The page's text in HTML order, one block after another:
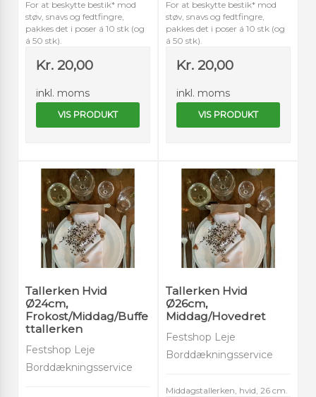
For at beskytte bestik* mod
støv, snavs og fedtfingre,
pakkes det i poser á 10 stk (og
á 50 stk).
Kr. 20,00
inkl. moms
VIS PRODUKT
For at beskytte bestik* mod
støv, snavs og fedtfingre,
pakkes det i poser á 10 stk (og
á 50 stk).
Kr. 20,00
inkl. moms
VIS PRODUKT
Tallerken Hvid
Ø24cm,
Frokost/Middag/Buffe
ttallerken
Festshop Leje
Borddækningsservice
Tallerken Hvid
Ø26cm,
Middag/Hovedret
Festshop Leje
Borddækningsservice
Middagstallerken, hvid, 26 cm.